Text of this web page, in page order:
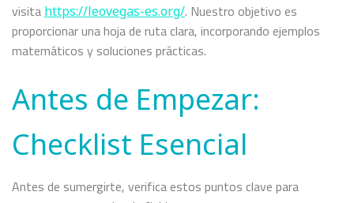
visita https://leovegas-es.org/. Nuestro objetivo es
proporcionar una hoja de ruta clara, incorporando ejemplos
matemáticos y soluciones prácticas.
Antes de Empezar:
Checklist Esencial
Antes de sumergirte, verifica estos puntos clave para